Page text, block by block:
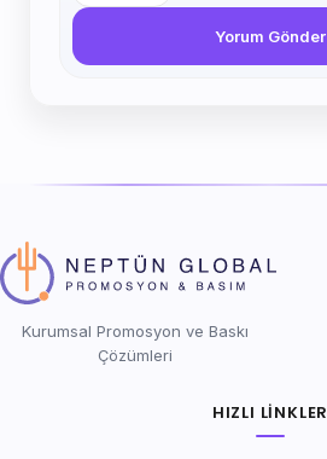
Yorum Gönder
Kurumsal Promosyon ve Baskı
Çözümleri
HIZLI LINKLER